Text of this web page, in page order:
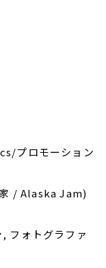
プロモーション
/ Alaska Jam)
ォトグラファ